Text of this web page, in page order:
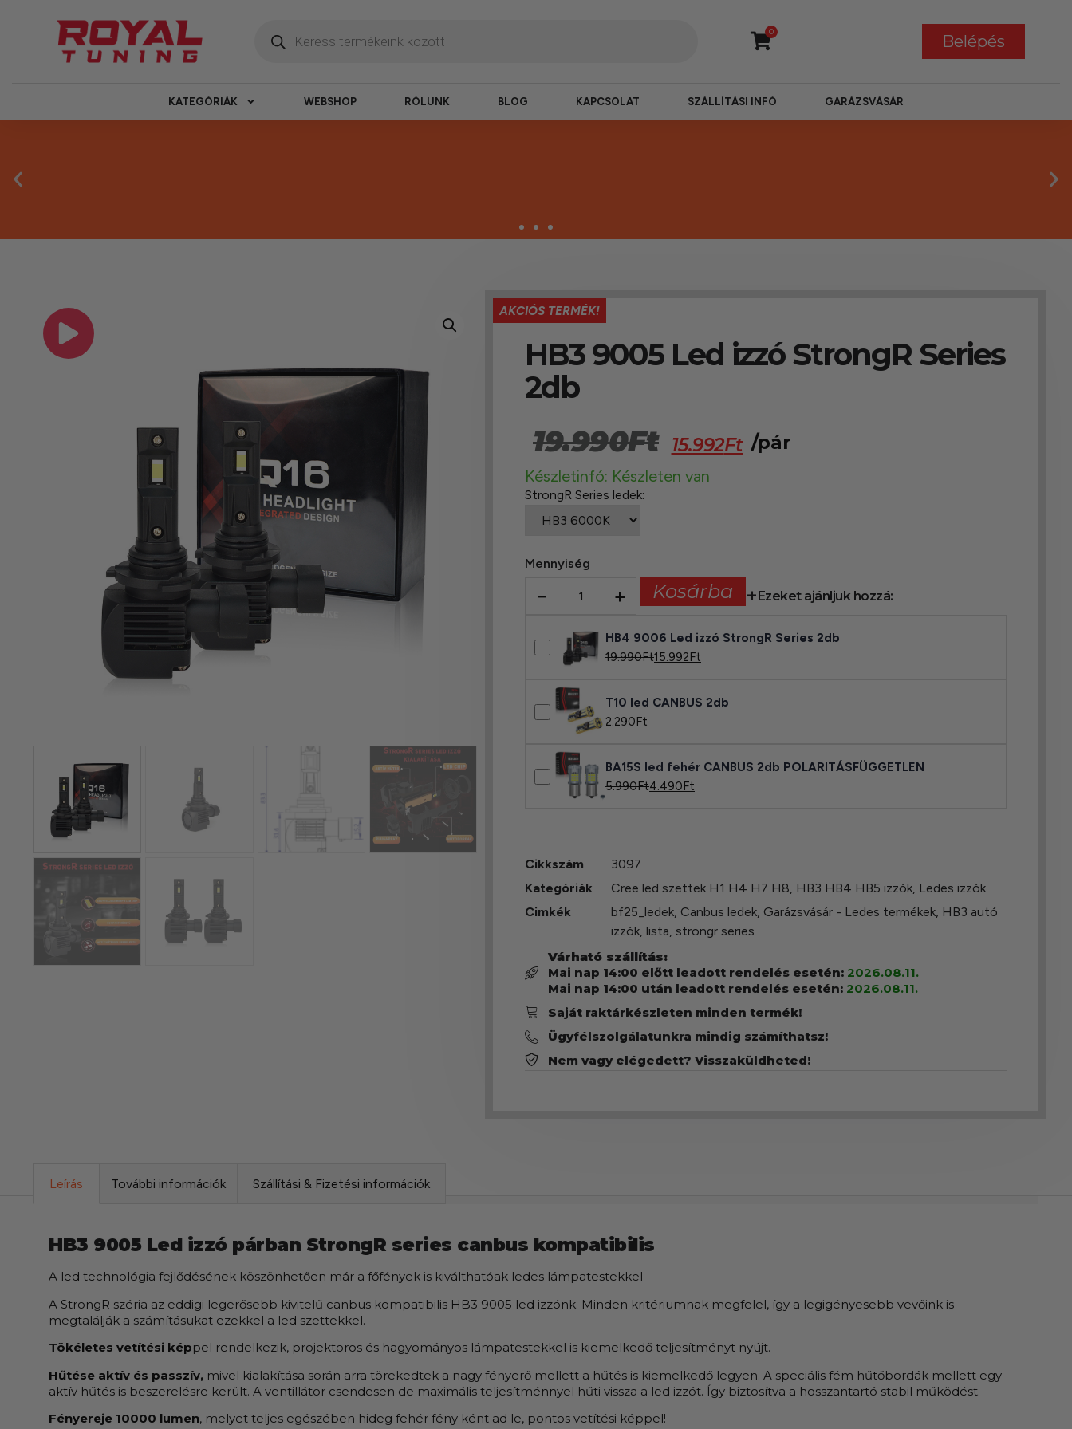
0
Belépés
KATEGÓRIÁK WEBSHOP RÓLUNK BLOG KAPCSOLAT SZÁLLÍTÁSI INFÓ GARÁZSVÁSÁR
Kínálatunkban kizárólag olyan termékek szerepelnek, amelyekben mi is bízunk.
AKCIÓS TERMÉK!
HB3 9005 Led izzó StrongR Series
2db
19.990Ft 15.992Ft /pár
Készletinfó: Készleten van
StrongR Series ledek:
Mennyiség
− + Kosárba Ezeket ajánljuk hozzá:
HB4 9006 Led izzó StrongR Series 2db
19.990Ft15.992Ft
T10 led CANBUS 2db
2.290Ft
BA15S led fehér CANBUS 2db POLARITÁSFÜGGETLEN
5.990Ft4.490Ft
Cikkszám
3097
Kategóriák
Cree led szettek H1 H4 H7 H8, HB3 HB4 HB5 izzók, Ledes izzók
Cimkék
bf25_ledek, Canbus ledek, Garázsvásár - Ledes termékek, HB3 autó
izzók, lista, strongr series
Várható szállítás:
Mai nap 14:00 előtt leadott rendelés esetén: 2026.08.11.
Mai nap 14:00 után leadott rendelés esetén: 2026.08.11.
Saját raktárkészleten minden termék!
Ügyfélszolgálatunkra mindig számíthatsz!
Nem vagy elégedett? Visszaküldheted!
Leírás További információk Szállítási & Fizetési információk
HB3 9005 Led izzó párban StrongR series canbus kompatibilis
A led technológia fejlődésének köszönhetően már a főfények is kiválthatóak ledes lámpatestekkel
A StrongR széria az eddigi legerősebb kivitelű canbus kompatibilis HB3 9005 led izzónk. Minden kritériumnak megfelel, így a legigényesebb vevőink is
megtalálják a számításukat ezekkel a led szettekkel.
Tökéletes vetítési képpel rendelkezik, projektoros és hagyományos lámpatestekkel is kiemelkedő teljesítményt nyújt.
Hűtése aktív és passzív, mivel kialakítása során arra törekedtek a nagy fényerő mellett a hűtés is kiemelkedő legyen. A speciális fém hűtőbordák mellett egy
aktív hűtés is beszerelésre került. A ventillátor csendesen de maximális teljesítménnyel hűti vissza a led izzót. Így biztosítva a hosszantartó stabil működést.
Fényereje 10000 lumen, melyet teljes egészében hideg fehér fény ként ad le, pontos vetítési képpel!